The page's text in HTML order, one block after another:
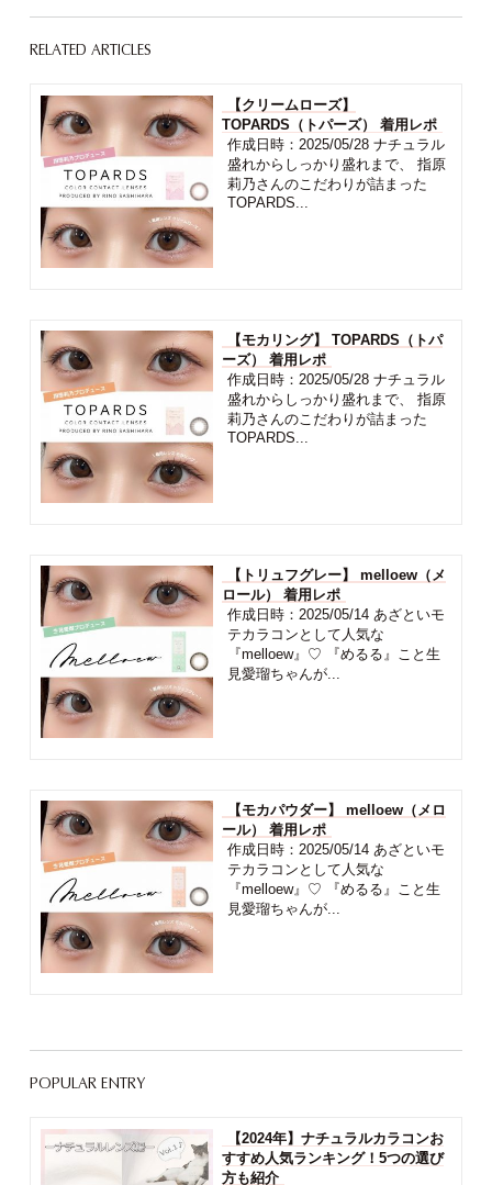
RELATED ARTICLES
【クリームローズ】
TOPARDS（トパーズ） 着用レポ
作成日時：2025/05/28 ナチュラル
盛れからしっかり盛れまで、 指原
莉乃さんのこだわりが詰まった
TOPARDS...
【モカリング】 TOPARDS（トパ
ーズ） 着用レポ
作成日時：2025/05/28 ナチュラル
盛れからしっかり盛れまで、 指原
莉乃さんのこだわりが詰まった
TOPARDS...
【トリュフグレー】 melloew（メ
ロール） 着用レポ
作成日時：2025/05/14 あざといモ
テカラコンとして人気な
『melloew』♡ 『めるる』こと生
見愛瑠ちゃんが...
【モカパウダー】 melloew（メロ
ール） 着用レポ
作成日時：2025/05/14 あざといモ
テカラコンとして人気な
『melloew』♡ 『めるる』こと生
見愛瑠ちゃんが...
POPULAR ENTRY
【2024年】ナチュラルカラコンお
すすめ人気ランキング！5つの選び
方も紹介